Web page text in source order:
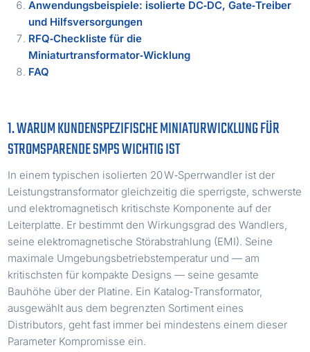
Anwendungsbeispiele: isolierte DC‑DC, Gate‑Treiber
und Hilfsversorgungen
RFQ‑Checkliste für die
Miniaturtransformator‑Wicklung
FAQ
1. WARUM KUNDENSPEZIFISCHE MINIATURWICKLUNG FÜR
STROMSPARENDE SMPS WICHTIG IST
In einem typischen isolierten 20 W‑Sperrwandler ist der
Leistungstransformator gleichzeitig die sperrigste, schwerste
und elektromagnetisch kritischste Komponente auf der
Leiterplatte. Er bestimmt den Wirkungsgrad des Wandlers,
seine elektromagnetische Störabstrahlung (EMI). Seine
maximale Umgebungsbetriebstemperatur und — am
kritischsten für kompakte Designs — seine gesamte
Bauhöhe über der Platine. Ein Katalog‑Transformator,
ausgewählt aus dem begrenzten Sortiment eines
Distributors, geht fast immer bei mindestens einem dieser
Parameter Kompromisse ein.